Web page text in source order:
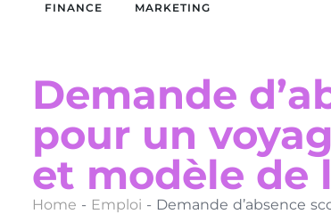
FINANCE MARKETING
Demande
pour un
et modèle de
Home - Emploi - Demande d’absence